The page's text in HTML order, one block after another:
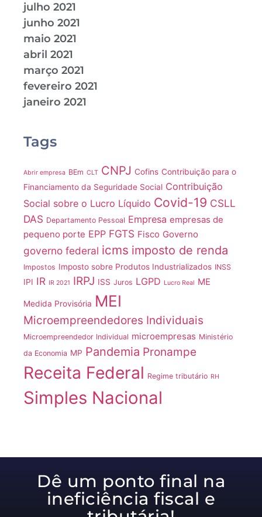
julho 2021
junho 2021
maio 2021
abril 2021
março 2021
fevereiro 2021
janeiro 2021
Tags
Abrir empresa BEm CLT CNPJ Cofins Contribuição para o
Financiamento da Seguridade Social Contribuição
Social sobre o Lucro Líquido Covid-19 CSLL
DAS Departamento Pessoal Empresa empresas de
pequeno porte EPP FGTS Fisco Governo
governo federal icms imposto de renda
Impostos Imposto sobre Produtos Industrializados INSS
IPI IR IR 2021 IRPJ ISS Juros LGPD Lucro Real ME
Medida Provisória MEI
Microempreendedores Individuais
Microempreendedor Individual microempresas Ministério
da Economia MP Pandemia Pronampe
Receita Federal Regime tributário RH
Simples Nacional
Dê um ponto final na
ineficiência fiscal e